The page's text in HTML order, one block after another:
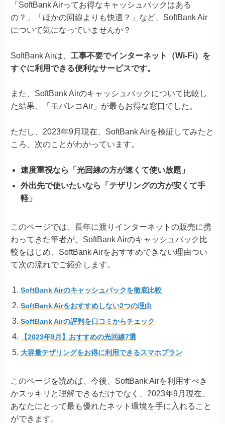
「SoftBank Airってお得なキャッシュバックはある
の？」「ほかの回線よりも快適？」など、SoftBank Air
について気になっていませんか？
SoftBank Airは、 工事不要でインターネット（Wi-Fi）を
すぐに利用できる便利なサービスです。
また、SoftBank Airのキャッシュバックについて比較し
た結果、「モバレコAir」が最もお得な窓口でした。
ただし、2023年9月現在、SoftBank Airを検証してみたと
ころ、次のことがわかっています。
速度重視なら「光回線の方が速くて使い放題」
外出先で使いたいなら「テザリングの方が安くて手
軽」
このページでは、長年に渡りインターネットの販売に携
わってきた筆者が、SoftBank Airのキャッシュバック比
較をはじめ、SoftBank Airをおすすめできない理由つい
て次の流れでご紹介します。
SoftBank Airのキャッシュバックを徹底比較
SoftBank Airをおすすめしない2つの理由
SoftBank Airの評判を口コミからチェック
【2023年9月】おすすめの光回線7選
大容量テザリングをお得に利用できるスマホプラン
このページを読めば、今後、SoftBank Airを利用すべき
かスッキリと理解できるだけでなく、2023年9月現在、
あなたにとって最も優れたネット環境を手に入れること
ができます。